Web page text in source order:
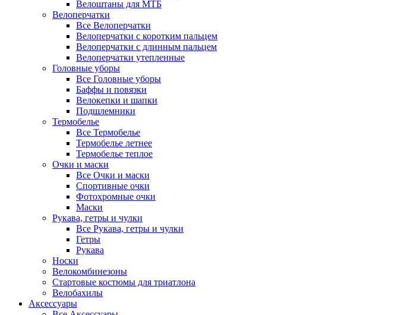
Велоштаны для МТБ
Велоперчатки
Все Велоперчатки
Велоперчатки с коротким пальцем
Велоперчатки с длинным пальцем
Велоперчатки утепленные
Головные уборы
Все Головные уборы
Баффы и повязки
Велокепки и шапки
Подшлемники
Термобелье
Все Термобелье
Термобелье летнее
Термобелье теплое
Очки и маски
Все Очки и маски
Спортивные очки
Фотохромные очки
Маски
Рукава, гетры и чулки
Все Рукава, гетры и чулки
Гетры
Рукава
Носки
Велокомбинезоны
Стартовые костюмы для триатлона
Велобахилы
Аксессуары